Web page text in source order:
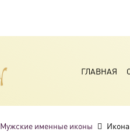
ГЛАВНАЯ
Мужские именные иконы